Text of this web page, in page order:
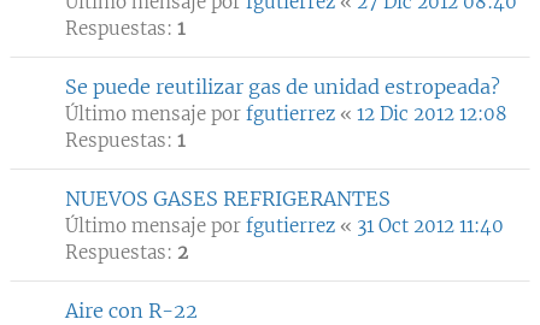
Respuestas: 1
Se puede reutilizar gas de unidad estropeada?
Último mensaje por fgutierrez « 12 Dic 2012 12:08
Respuestas: 1
NUEVOS GASES REFRIGERANTES
Último mensaje por fgutierrez « 31 Oct 2012 11:40
Respuestas: 2
Aire con R-22